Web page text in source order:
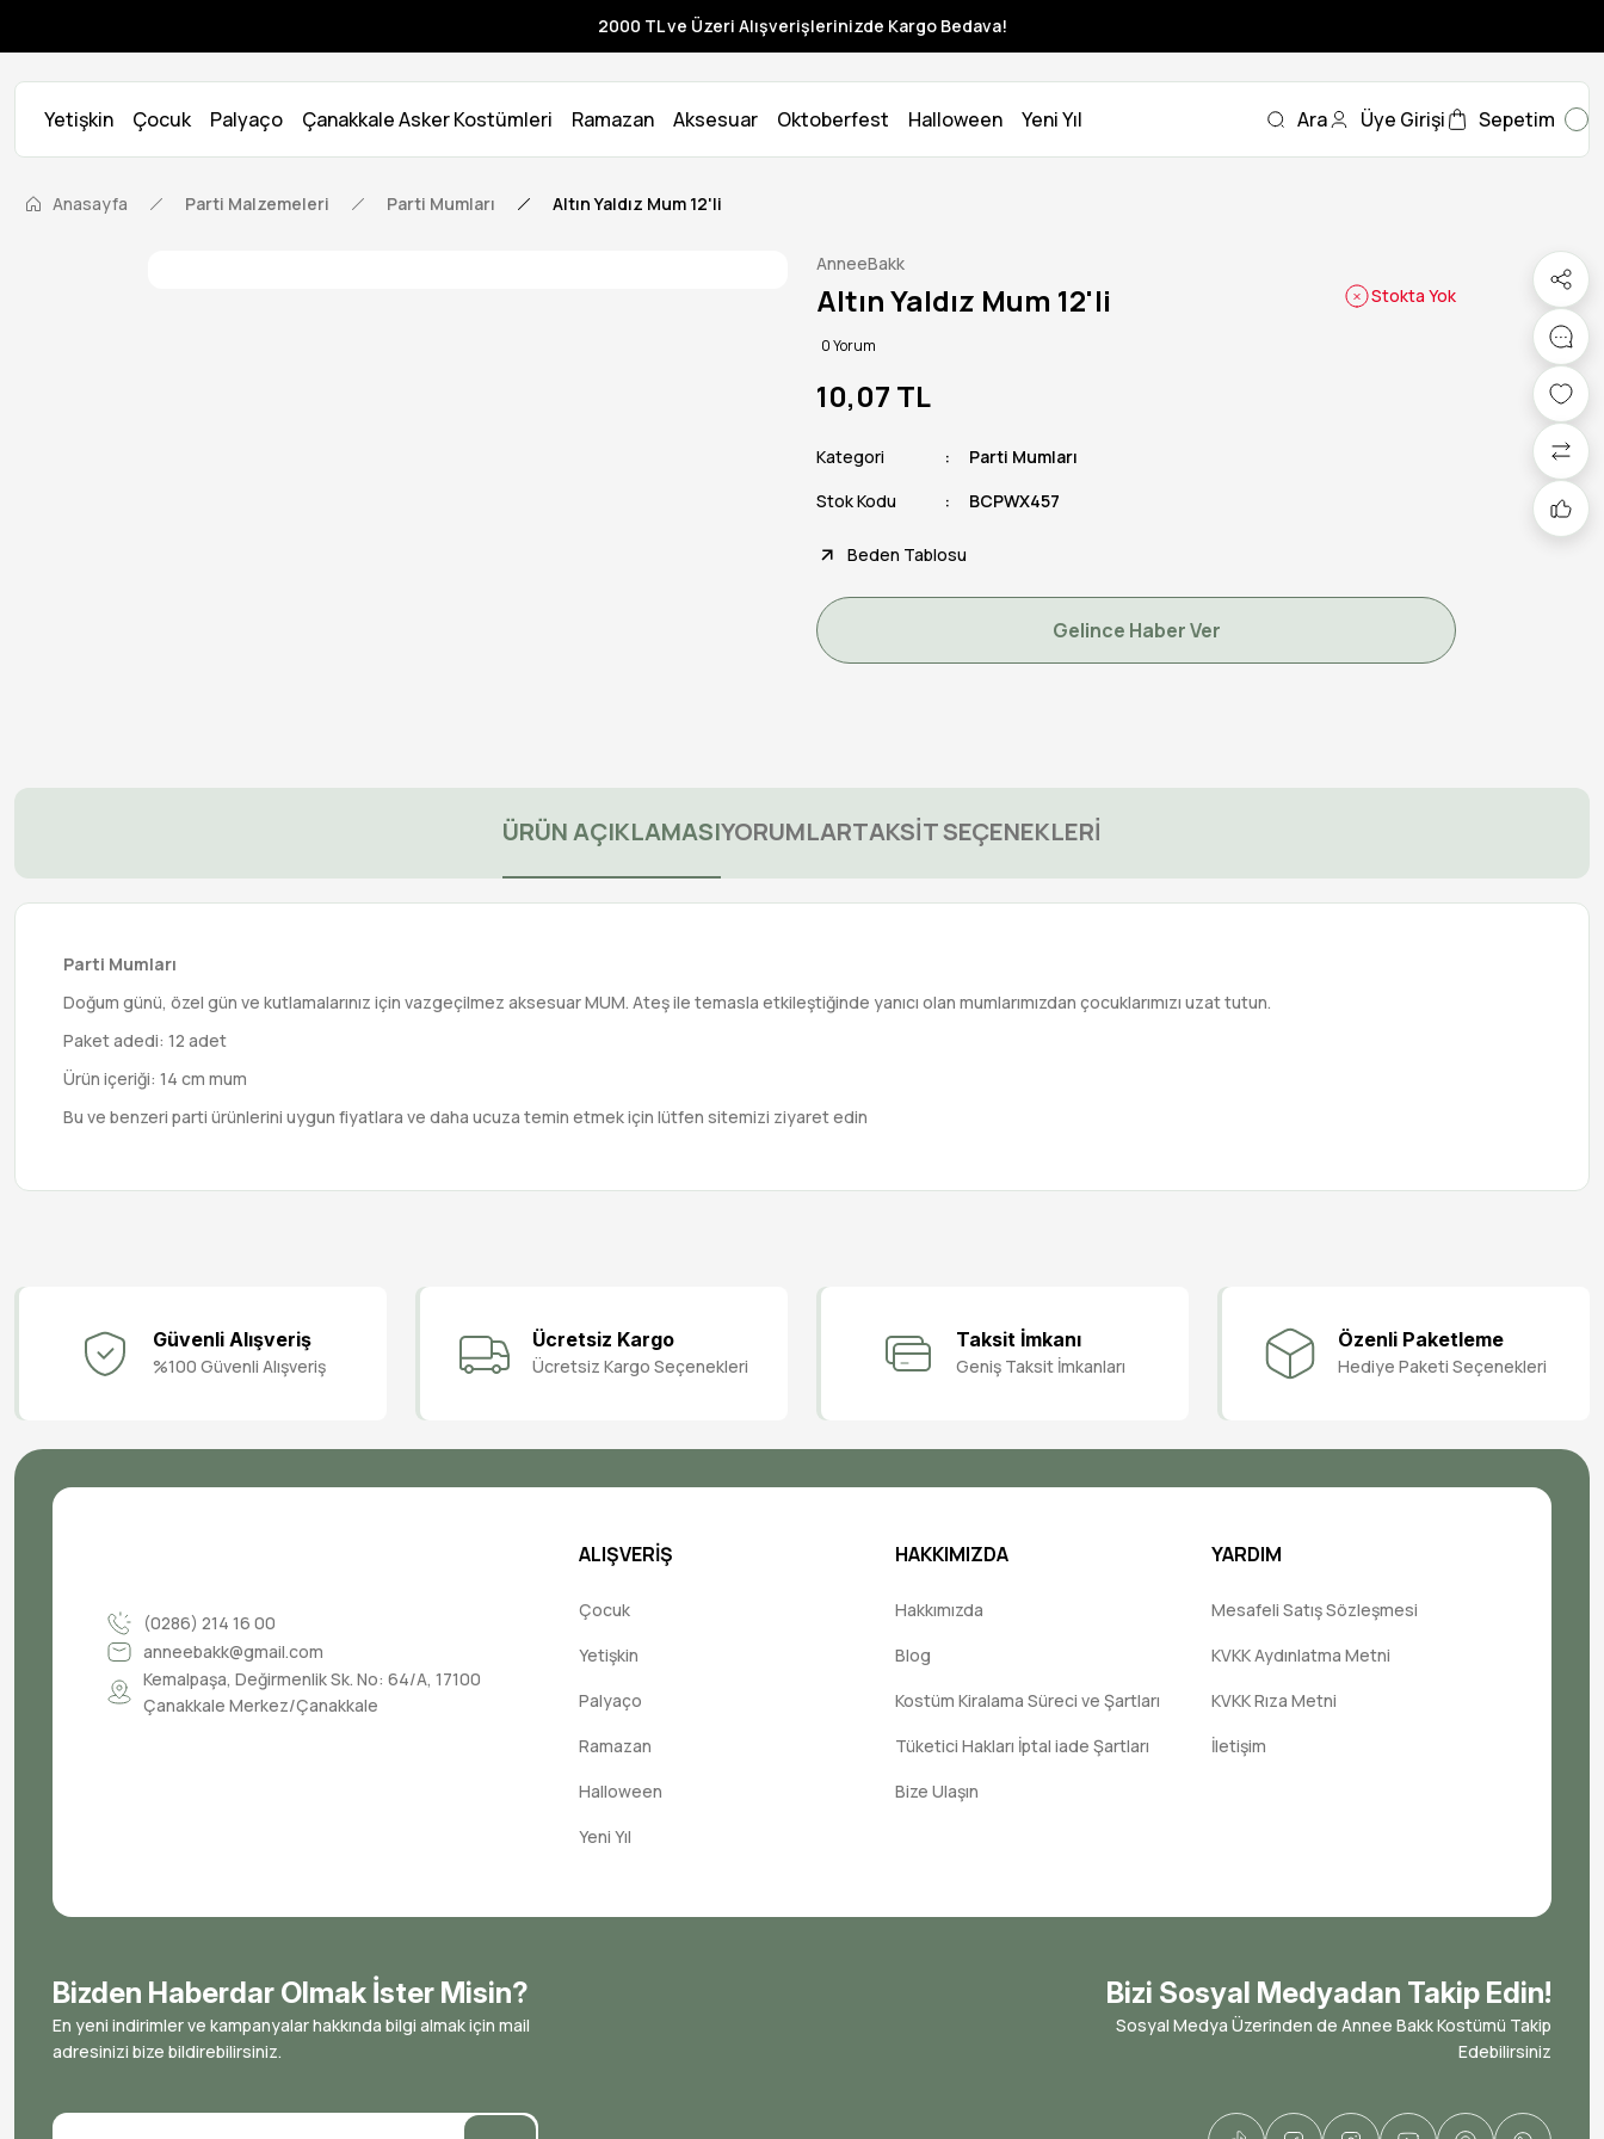
2000 TL ve Üzeri Alışverişlerinizde Kargo Bedava!
Yetişkin Çocuk Palyaço Çanakkale Asker Kostümleri Ramazan Aksesuar Oktoberfest Halloween Yeni Yıl Ara Üye Girişi Sepetim
Anasayfa Parti Malzemeleri Parti Mumları Altın Yaldız Mum 12'li
AnneeBakk
Altın Yaldız Mum 12'li
0 Yorum
Stokta Yok
10,07 TL
Kategori
Parti Mumları
Stok Kodu
BCPWX457
Beden Tablosu
Gelince Haber Ver
ÜRÜN AÇIKLAMASIYORUMLARTAKSİT SEÇENEKLERİ
Parti Mumları
Doğum günü, özel gün ve kutlamalarınız için vazgeçilmez aksesuar MUM. Ateş ile temasla etkileştiğinde yanıcı olan mumlarımızdan çocuklarımızı uzat tutun.
Paket adedi: 12 adet
Ürün içeriği: 14 cm mum
Bu ve benzeri parti ürünlerini uygun fiyatlara ve daha ucuza temin etmek için lütfen sitemizi ziyaret edin
Güvenli Alışveriş
%100 Güvenli Alışveriş
Ücretsiz Kargo
Ücretsiz Kargo Seçenekleri
Taksit İmkanı
Geniş Taksit İmkanları
Özenli Paketleme
Hediye Paketi Seçenekleri
(0286) 214 16 00
anneebakk@gmail.com
Kemalpaşa, Değirmenlik Sk. No: 64/A, 17100
Çanakkale Merkez/Çanakkale
ALIŞVERİŞ
Çocuk
Yetişkin
Palyaço
Ramazan
Halloween
Yeni Yıl
HAKKIMIZDA
Hakkımızda
Blog
Kostüm Kiralama Süreci ve Şartları
Tüketici Hakları İptal iade Şartları
Bize Ulaşın
YARDIM
Mesafeli Satış Sözleşmesi
KVKK Aydınlatma Metni
KVKK Rıza Metni
İletişim
Bizden Haberdar Olmak İster Misin?
En yeni indirimler ve kampanyalar hakkında bilgi almak için mail
adresinizi bize bildirebilirsiniz.
Bizi Sosyal Medyadan Takip Edin!
Sosyal Medya Üzerinden de Annee Bakk Kostümü Takip
Edebilirsiniz